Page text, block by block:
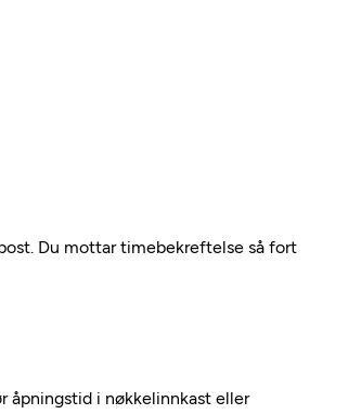
Du mottar timebekreftelse så fort
åpningstid i nøkkelinnkast eller